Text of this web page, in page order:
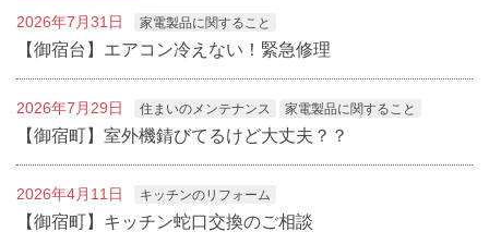
2026年7月31日 家電製品に関すること
【御宿台】エアコン冷えない！緊急修理
2026年7月29日 住まいのメンテナンス 家電製品に関すること
【御宿町】室外機錆びてるけど大丈夫？？
2026年4月11日 キッチンのリフォーム
【御宿町】キッチン蛇口交換のご相談